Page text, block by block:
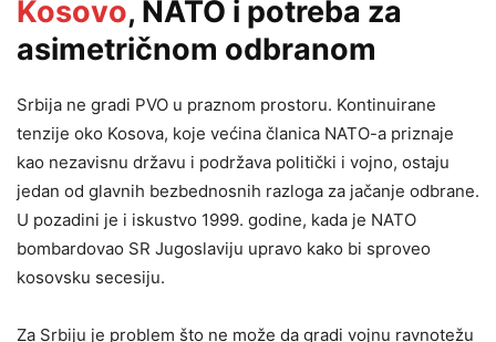
Kosovo, NATO i potreba za
asimetričnom odbranom
Srbija ne gradi PVO u praznom prostoru. Kontinuirane
tenzije oko Kosova, koje većina članica NATO-a priznaje
kao nezavisnu državu i podržava politički i vojno, ostaju
jedan od glavnih bezbednosnih razloga za jačanje odbrane.
U pozadini je i iskustvo 1999. godine, kada je NATO
bombardovao SR Jugoslaviju upravo kako bi sproveo
kosovsku secesiju.
Za Srbiju je problem što ne može da gradi vojnu ravnotežu